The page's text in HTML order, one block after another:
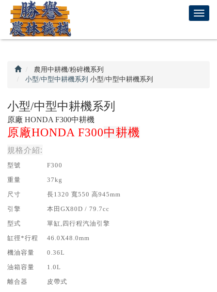
T
回
首
頁
農用中耕機/粉碎機系列
小型/中型中耕機系列 小型/中型中耕機系列
小型/中型中耕機系列
原廠 HONDA F300中耕機
原廠HONDA F300中耕機
規格介紹:
型號
F300
重量
37kg
尺寸
長1320 寬550 高945mm
引擎
本田GX80D / 79.7cc
型式
單缸,四行程汽油引擎
缸徑*行程
46.0X48.0mm
機油容量
0.36L
油箱容量
1.0L
離合器
皮帶式